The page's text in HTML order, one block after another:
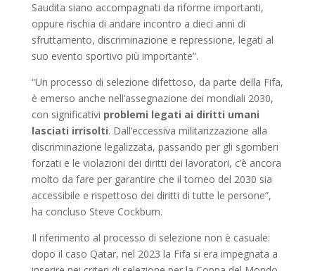
Saudita siano accompagnati da riforme importanti,
oppure rischia di andare incontro a dieci anni di
sfruttamento, discriminazione e repressione, legati al
suo evento sportivo più importante”.
“Un processo di selezione difettoso, da parte della Fifa,
è emerso anche nell’assegnazione dei mondiali 2030,
con significativi problemi legati ai diritti umani
lasciati irrisolti. Dall’eccessiva militarizzazione alla
discriminazione legalizzata, passando per gli sgomberi
forzati e le violazioni dei diritti dei lavoratori, c’è ancora
molto da fare per garantire che il torneo del 2030 sia
accessibile e rispettoso dei diritti di tutte le persone”,
ha concluso Steve Cockburn.
Il riferimento al processo di selezione non è casuale:
dopo il caso Qatar, nel 2023 la Fifa si era impegnata a